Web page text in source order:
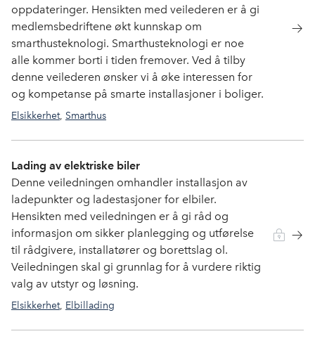
oppdateringer. Hensikten med veilederen er å gi
medlemsbedriftene økt kunnskap om
smarthusteknologi. Smarthusteknologi er noe
alle kommer borti i tiden fremover. Ved å tilby
denne veilederen ønsker vi å øke interessen for
og kompetanse på smarte installasjoner i boliger.
Elsikkerhet, Smarthus
Lading av elektriske biler
Denne veiledningen omhandler installasjon av
ladepunkter og ladestasjoner for elbiler.
Hensikten med veiledningen er å gi råd og
informasjon om sikker planlegging og utførelse
til rådgivere, installatører og borettslag ol.
Veiledningen skal gi grunnlag for å vurdere riktig
valg av utstyr og løsning.
Elsikkerhet, Elbillading